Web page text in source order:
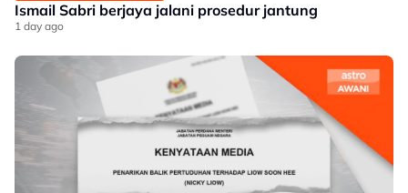
Ismail Sabri berjaya jalani prosedur jantung
1 day ago